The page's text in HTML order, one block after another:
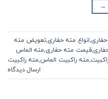
→
حفاری,انواع مته حفاری,تعویض مته
,قیمت مته حفاری,مته الماس
,مته راکبیت الماس,مته راکبیت
ارسال دیدگاه